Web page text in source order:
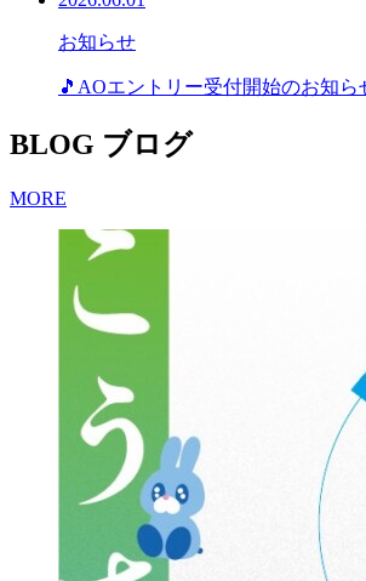
お知らせ
🎵AOエントリー受付開始のお知ら
BLOG ブログ
MORE